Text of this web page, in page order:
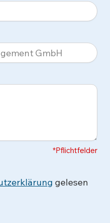
*Pflichtfelder
gelesen